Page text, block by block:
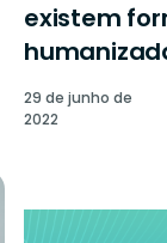
existem
29 de junho de
2022